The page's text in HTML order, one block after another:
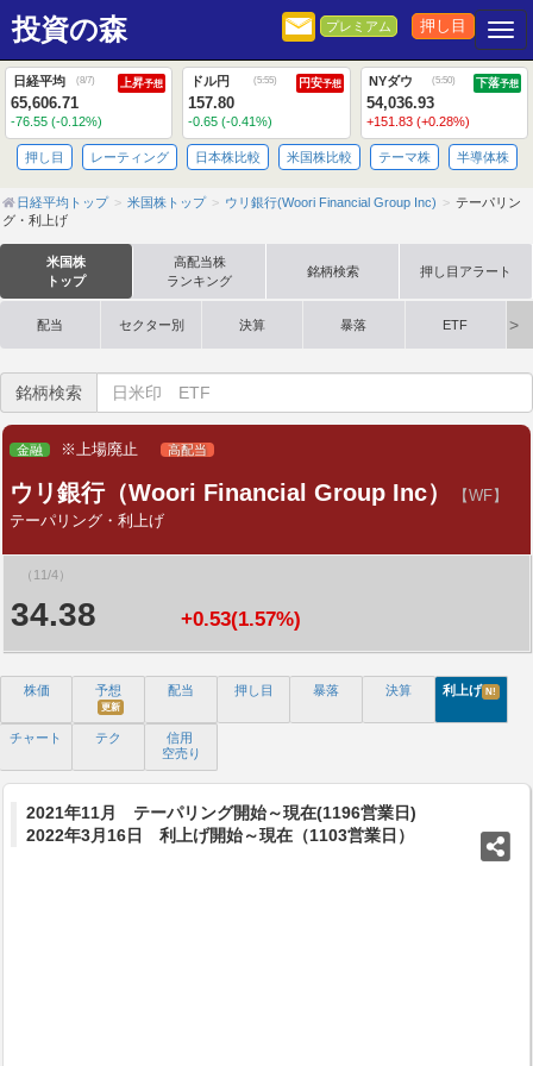
投資の森 プレミアム 押し目
日経平均 (8/7) 上昇予想
65,606.71
-76.55 (-0.12%)
ドル円 (5:55) 円安予想
157.80
-0.65 (-0.41%)
NYダウ (5:50) 下落予想
54,036.93
+151.83 (+0.28%)
押し目 レーティング 日本株比較 米国株比較 テーマ株 半導体株
日経平均トップ 米国株トップ ウリ銀行(Woori Financial Group Inc)
テーパリン
グ・利上げ
米国株
トップ
高配当株
ランキング
銘柄検索 押し目アラート
配当 セクター別 決算 暴落 ETF
銘柄検索
金融 ※上場廃止 高配当
ウリ銀行（Woori Financial Group Inc）
【WF】
テーパリング・利上げ
（11/4）
34.38 +0.53(1.57%)
株価 予想
更新
配当 押し目 暴落 決算 利上げ N!
チャート テク
信用
空売り
2021年11月 テーパリング開始～現在(1196営業日)
2022年3月16日 利上げ開始～現在（1103営業日）